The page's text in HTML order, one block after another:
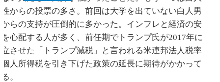
からの投票の多さ。前回は大学を出ていない白人男
らの支持が圧倒的に多かった。インフレと経済の安
心配する人が多く、前任期でトランプ氏が2017年に
させた「トランプ減税」と言われる米連邦法人税率
人所得税を引き下げた政策の延長に期待がかかって
。